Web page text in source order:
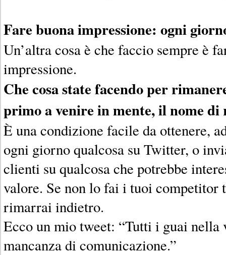
Fare buona impressione: ogni
Un’altra cosa è che faccio sempre è
impressione.
Che cosa state facendo per
primo a venire in mente, il nome
È una condizione facile da ottenere,
ogni giorno qualcosa su Twitter, o
clienti su qualcosa che potrebbe
valore. Se non lo fai i tuoi competitor
rimarrai indietro.
Ecco un mio tweet: “Tutti i guai nella
mancanza di comunicazione.”